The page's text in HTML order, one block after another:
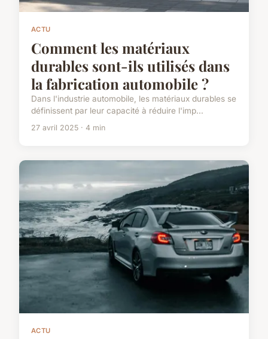
ACTU
Comment les matériaux
durables sont-ils utilisés dans
la fabrication automobile ?
Dans l'industrie automobile, les matériaux durables se
définissent par leur capacité à réduire l'imp...
27 avril 2025 · 4 min
ACTU